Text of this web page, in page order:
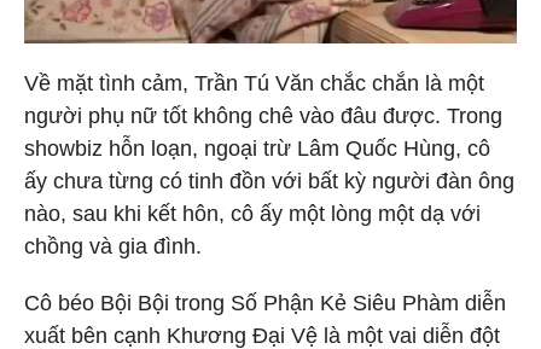
Về mặt tình cảm, Trần Tú Văn chắc chắn là một
người phụ nữ tốt không chê vào đâu được. Trong
showbiz hỗn loạn, ngoại trừ Lâm Quốc Hùng, cô
ấy chưa từng có tinh đồn với bất kỳ người đàn ông
nào, sau khi kết hôn, cô ấy một lòng một dạ với
chồng và gia đình.
Cô béo Bội Bội trong Số Phận Kẻ Siêu Phàm diễn
xuất bên cạnh Khương Đại Vệ là một vai diễn đột